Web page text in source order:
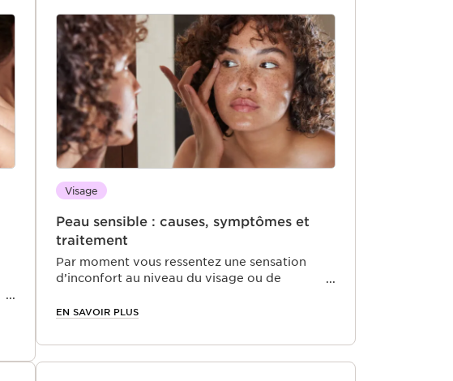
allons explorer les causes, les symptômes, les
traitements efficaces et les mesures de
prévention pour gérer ces taches.
Visage
Peau sensible : causes, symptômes et
traitement
Par moment vous ressentez une sensation
d’inconfort au niveau du visage ou de
peut-être la peau sensible. Cet état peut être
il existe des solutions pour apaiser cette
sensibilité.
EN SAVOIR PLUS